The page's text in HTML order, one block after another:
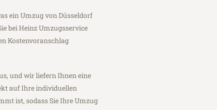
ein Umzug von Düsseldorf
bei Heinz Umzugsservice
Kostenvoranschlag
und wir liefern Ihnen eine
auf Ihre individuellen
ist, sodass Sie Ihre Umzug